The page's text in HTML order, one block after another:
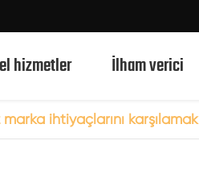
hizmetler İlham verici
ihtiyaçlarını karşılamak